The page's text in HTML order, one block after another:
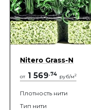
Nitero Grass-N
от 1 569.74 руб/м2
Плотность нити
Тип нити